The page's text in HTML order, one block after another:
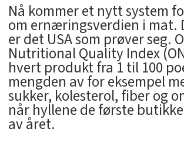
Nå kommer et nytt system
om ernæringsverdien i mat.
er det USA som prøver seg.
Nutritional Quality Index
hvert produkt fra 1 til 100
mengden av for eksempel
sukker, kolesterol, fiber og
når hyllene de første
av året.